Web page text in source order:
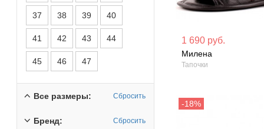
37 38 39 40
41 42 43 44
45 46 47
Все размеры: Сбросить
Бренд: Сбросить
Материал вверха: Натуральная
кожа
Сезон: Круглый год
1 690 руб.
Милена
Тапочки
Материал
кожа
Сезон: Круглый